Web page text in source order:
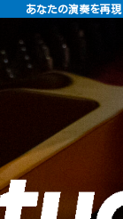
あなたの演奏を再